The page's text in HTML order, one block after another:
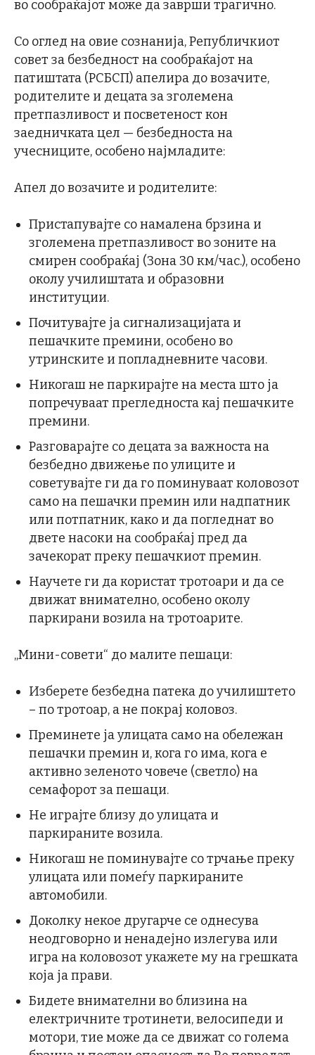
во сообраќајот може да заврши трагично.
Со оглед на овие сознанија, Републичкиот
совет за безбедност на сообраќајот на
патиштата (РСБСП) апелира до возачите,
родителите и децата за зголемена
претпазливост и посветеност кон
заедничката цел — безбедноста на
учесниците, особено најмладите:
Апел до возачите и родителите:
Пристапувајте со намалена брзина и
зголемена претпазливост во зоните на
смирен сообраќај (Зона 30 км/час.), особено
околу училиштата и образовни
институции.
Почитувајте ја сигнализацијата и
пешачките премини, особено во
утринските и попладневните часови.
Никогаш не паркирајте на места што ја
попречуваат прегледноста кај пешачките
премини.
Разговарајте со децата за важноста на
безбедно движење по улиците и
советувајте ги да го поминуваат коловозот
само на пешачки премин или надпатник
или потпатник, како и да погледнат во
двете насоки на сообраќај пред да
зачекорат преку пешачкиот премин.
Научете ги да користат тротоари и да се
движат внимателно, особено околу
паркирани возила на тротоарите.
„Мини-совети“ до малите пешаци:
Изберете безбедна патека до училиштето
– по тротоар, а не покрај коловоз.
Преминете ја улицата само на обележан
пешачки премин и, кога го има, кога е
активно зеленото човече (светло) на
семафорот за пешаци.
Не играјте близу до улицата и
паркираните возила.
Никогаш не поминувајте со трчање преку
улицата или помеѓу паркираните
автомобили.
Доколку некое другарче се однесува
неодговорно и ненадејно излегува или
игра на коловозот укажете му на грешката
која ја прави.
Бидете внимателни во близина на
електричните тротинети, велосипеди и
мотори, тие може да се движат со голема